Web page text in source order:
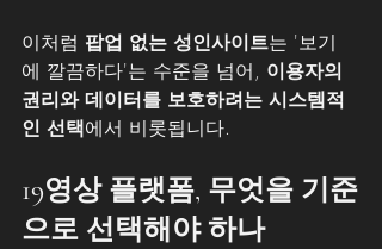
이처럼 팝업 없는 성인사이트는 '보기
에 깔끔하다'는 수준을 넘어, 이용자의
권리와 데이터를 보호하려는 시스템적
인 선택에서 비롯됩니다.
19영상 플랫폼, 무엇을 기준
으로 선택해야 하나